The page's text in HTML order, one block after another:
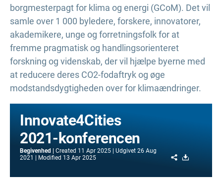
borgmesterpagt for klima og energi (GCoM). Det vil
samle over 1 000 byledere, forskere, innovatorer,
akademikere, unge og forretningsfolk for at
fremme pragmatisk og handlingsorienteret
forskning og videnskab, der vil hjælpe byerne med
at reducere deres CO2-fodaftryk og øge
modstandsdygtigheden over for klimaændringer.
Innovate4Cities
2021-konferencen
Begivenhed Created 11 Apr 2025 Udgivet 26 Aug
2021
Modified 13 Apr 2025 Share